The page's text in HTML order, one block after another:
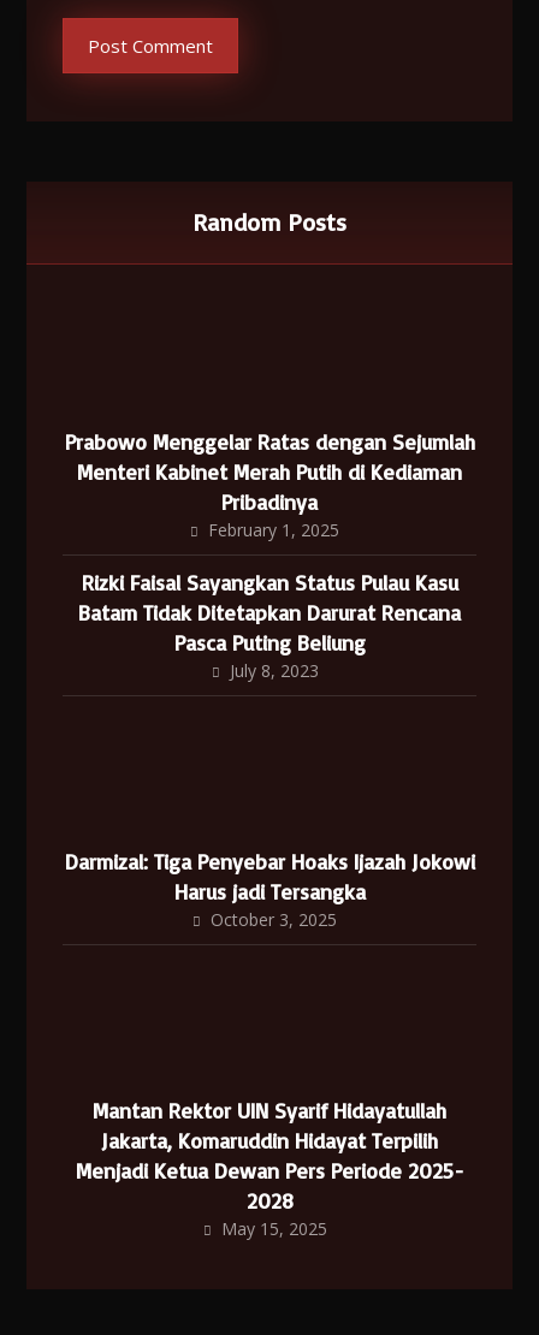
Post Comment
Random Posts
Prabowo Menggelar Ratas dengan Sejumlah
Menteri Kabinet Merah Putih di Kediaman
Pribadinya
February 1, 2025
Rizki Faisal Sayangkan Status Pulau Kasu
Batam Tidak Ditetapkan Darurat Rencana
Pasca Puting Beliung
July 8, 2023
Darmizal: Tiga Penyebar Hoaks Ijazah Jokowi
Harus jadi Tersangka
October 3, 2025
Mantan Rektor UIN Syarif Hidayatullah
Jakarta, Komaruddin Hidayat Terpilih
Menjadi Ketua Dewan Pers Periode 2025-
2028
May 15, 2025